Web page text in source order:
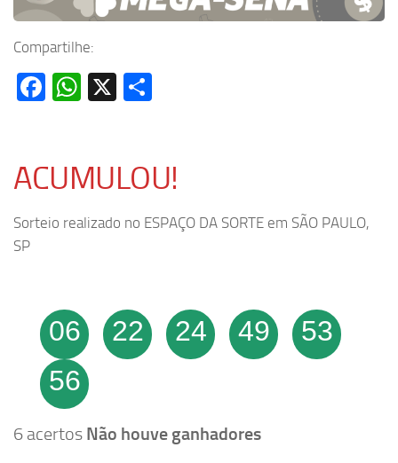
Compartilhe:
Facebook
WhatsApp
X
ACUMULOU!
Sorteio realizado no ESPAÇO DA SORTE em SÃO PAULO,
SP
06 22 24 49
53
56
6 acertos Não houve ganhadores